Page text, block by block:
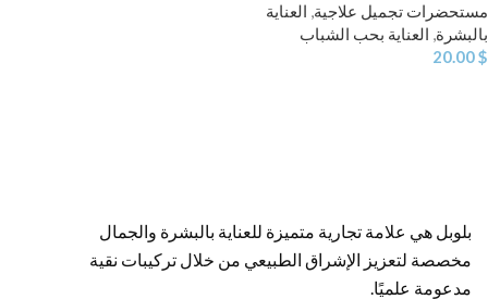
مستحضرات تجميل علاجية, العناية
بالبشرة, العناية بحب الشباب
20.00$
بلوبل هي علامة تجارية متميزة للعناية بالبشرة والجمال
مخصصة لتعزيز الإشراق الطبيعي من خلال تركيبات نقية
مدعومة علميًا.